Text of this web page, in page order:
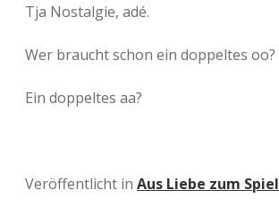
Tja Nostalgie, adé.
Wer braucht schon ein doppeltes oo?
Ein doppeltes aa?
Veröffentlicht in Aus Liebe zum Spiel